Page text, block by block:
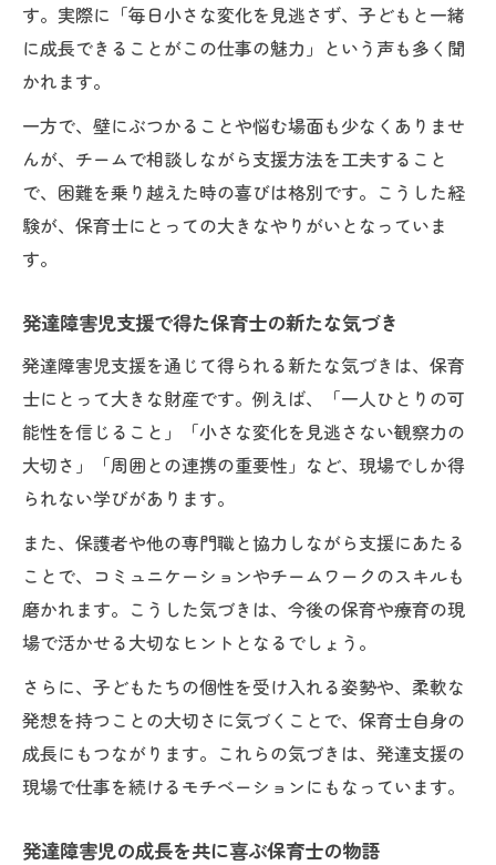
す。実際に「毎日小さな変化を見逃さず、子どもと一緒
に成長できることがこの仕事の魅力」という声も多く聞
かれます。
一方で、壁にぶつかることや悩む場面も少なくありませ
んが、チームで相談しながら支援方法を工夫すること
で、困難を乗り越えた時の喜びは格別です。こうした経
験が、保育士にとっての大きなやりがいとなっていま
す。
発達障害児支援で得た保育士の新たな気づき
発達障害児支援を通じて得られる新たな気づきは、保育
士にとって大きな財産です。例えば、「一人ひとりの可
能性を信じること」「小さな変化を見逃さない観察力の
大切さ」「周囲との連携の重要性」など、現場でしか得
られない学びがあります。
また、保護者や他の専門職と協力しながら支援にあたる
ことで、コミュニケーションやチームワークのスキルも
磨かれます。こうした気づきは、今後の保育や療育の現
場で活かせる大切なヒントとなるでしょう。
さらに、子どもたちの個性を受け入れる姿勢や、柔軟な
発想を持つことの大切さに気づくことで、保育士自身の
成長にもつながります。これらの気づきは、発達支援の
現場で仕事を続けるモチベーションにもなっています。
発達障害児の成長を共に喜ぶ保育士の物語